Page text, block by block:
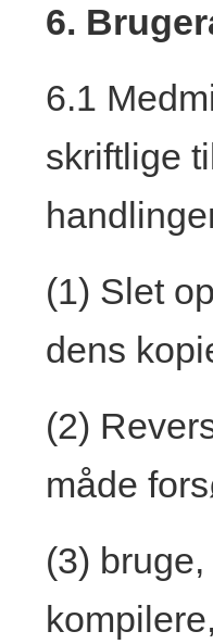
6.
6.1
skriftlige
(1) Slet
dens
(2)
måde
(3)